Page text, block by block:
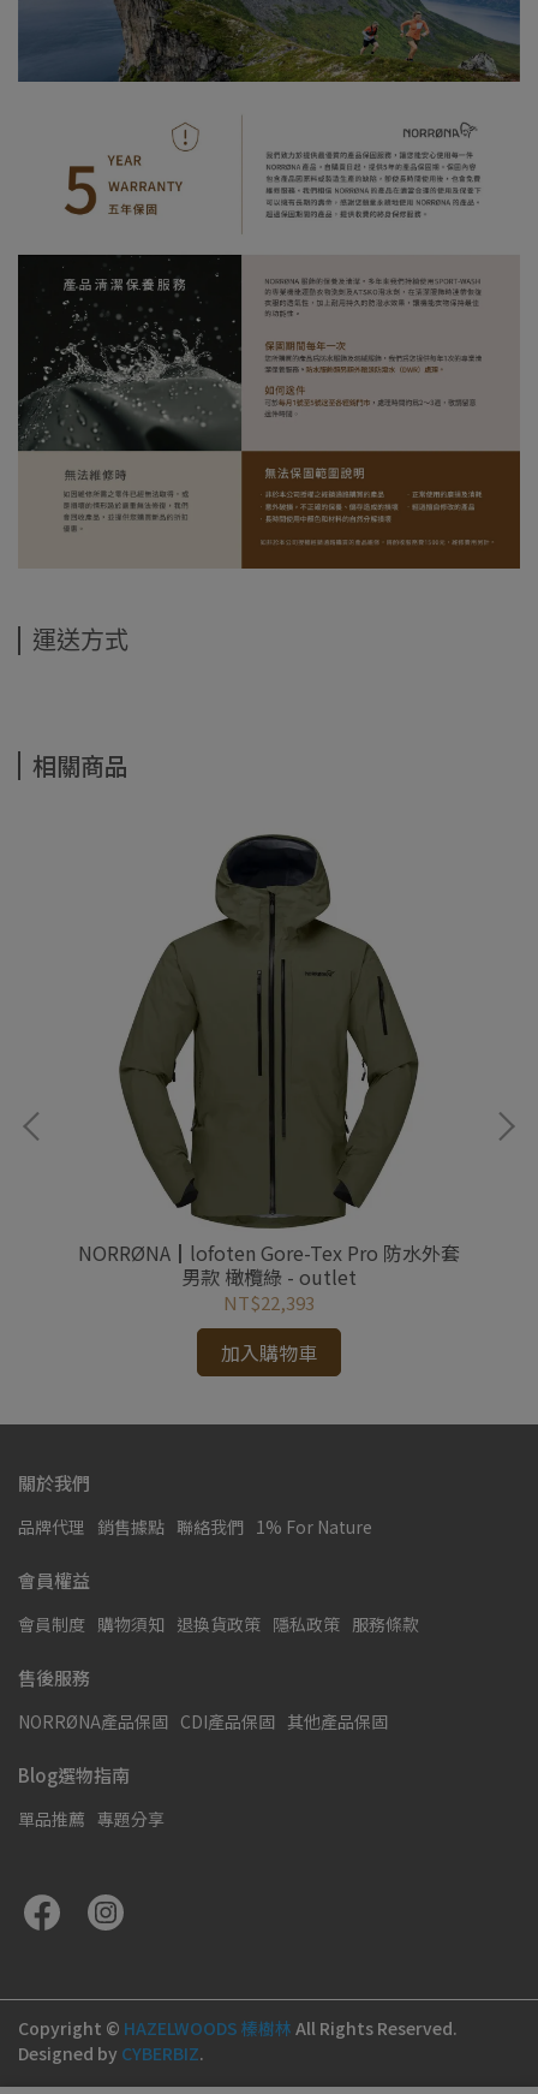
運送方式
相關商品
NORRØNA┃lofoten Gore-Tex Pro 防水外套
男款 橄欖綠 - outlet
NT$22,393
加入購物車
關於我們
品牌代理 銷售據點 聯絡我們 1% For Nature
會員權益
會員制度 購物須知 退換貨政策 隱私政策 服務條款
售後服務
NORRØNA產品保固 CDI產品保固 其他產品保固
Blog選物指南
單品推薦 專題分享
Copyright © HAZELWOODS 榛樹林 All Rights Reserved.
Designed by CYBERBIZ.